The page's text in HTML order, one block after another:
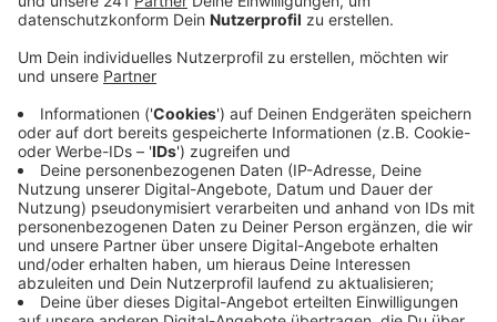
Altverträge durch die Sparkassen hinnehmen
müssen, wenn sie die vereinbarte Bonussstaffel
erreicht haben.
Beim Prämiensparen zahlen Kunden monatlich
einen bestimmten Betrag auf ihr Sparkonto ein.
Der ist in den ersten Jahren eher niedrig, später
aber immer besser verzinst. Als bislang größtes
Unternehmen hatte in der vergangenen Woche die
Münchener Sparkasse auf einen Schlag etwa
28.000 Prämiensparverträge gekündigt.
Wie viele Verträge bei der Kreissparkasse